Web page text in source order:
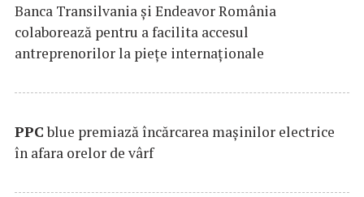
Banca Transilvania şi Endeavor România
colaborează pentru a facilita accesul
antreprenorilor la pieţe internaţionale
PPCblue premiază încărcarea maşinilor electrice
în afara orelor de vârf